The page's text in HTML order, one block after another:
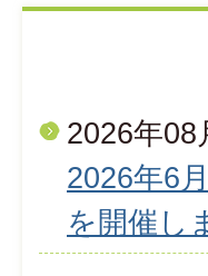
2026年08
2026年6
を開催し